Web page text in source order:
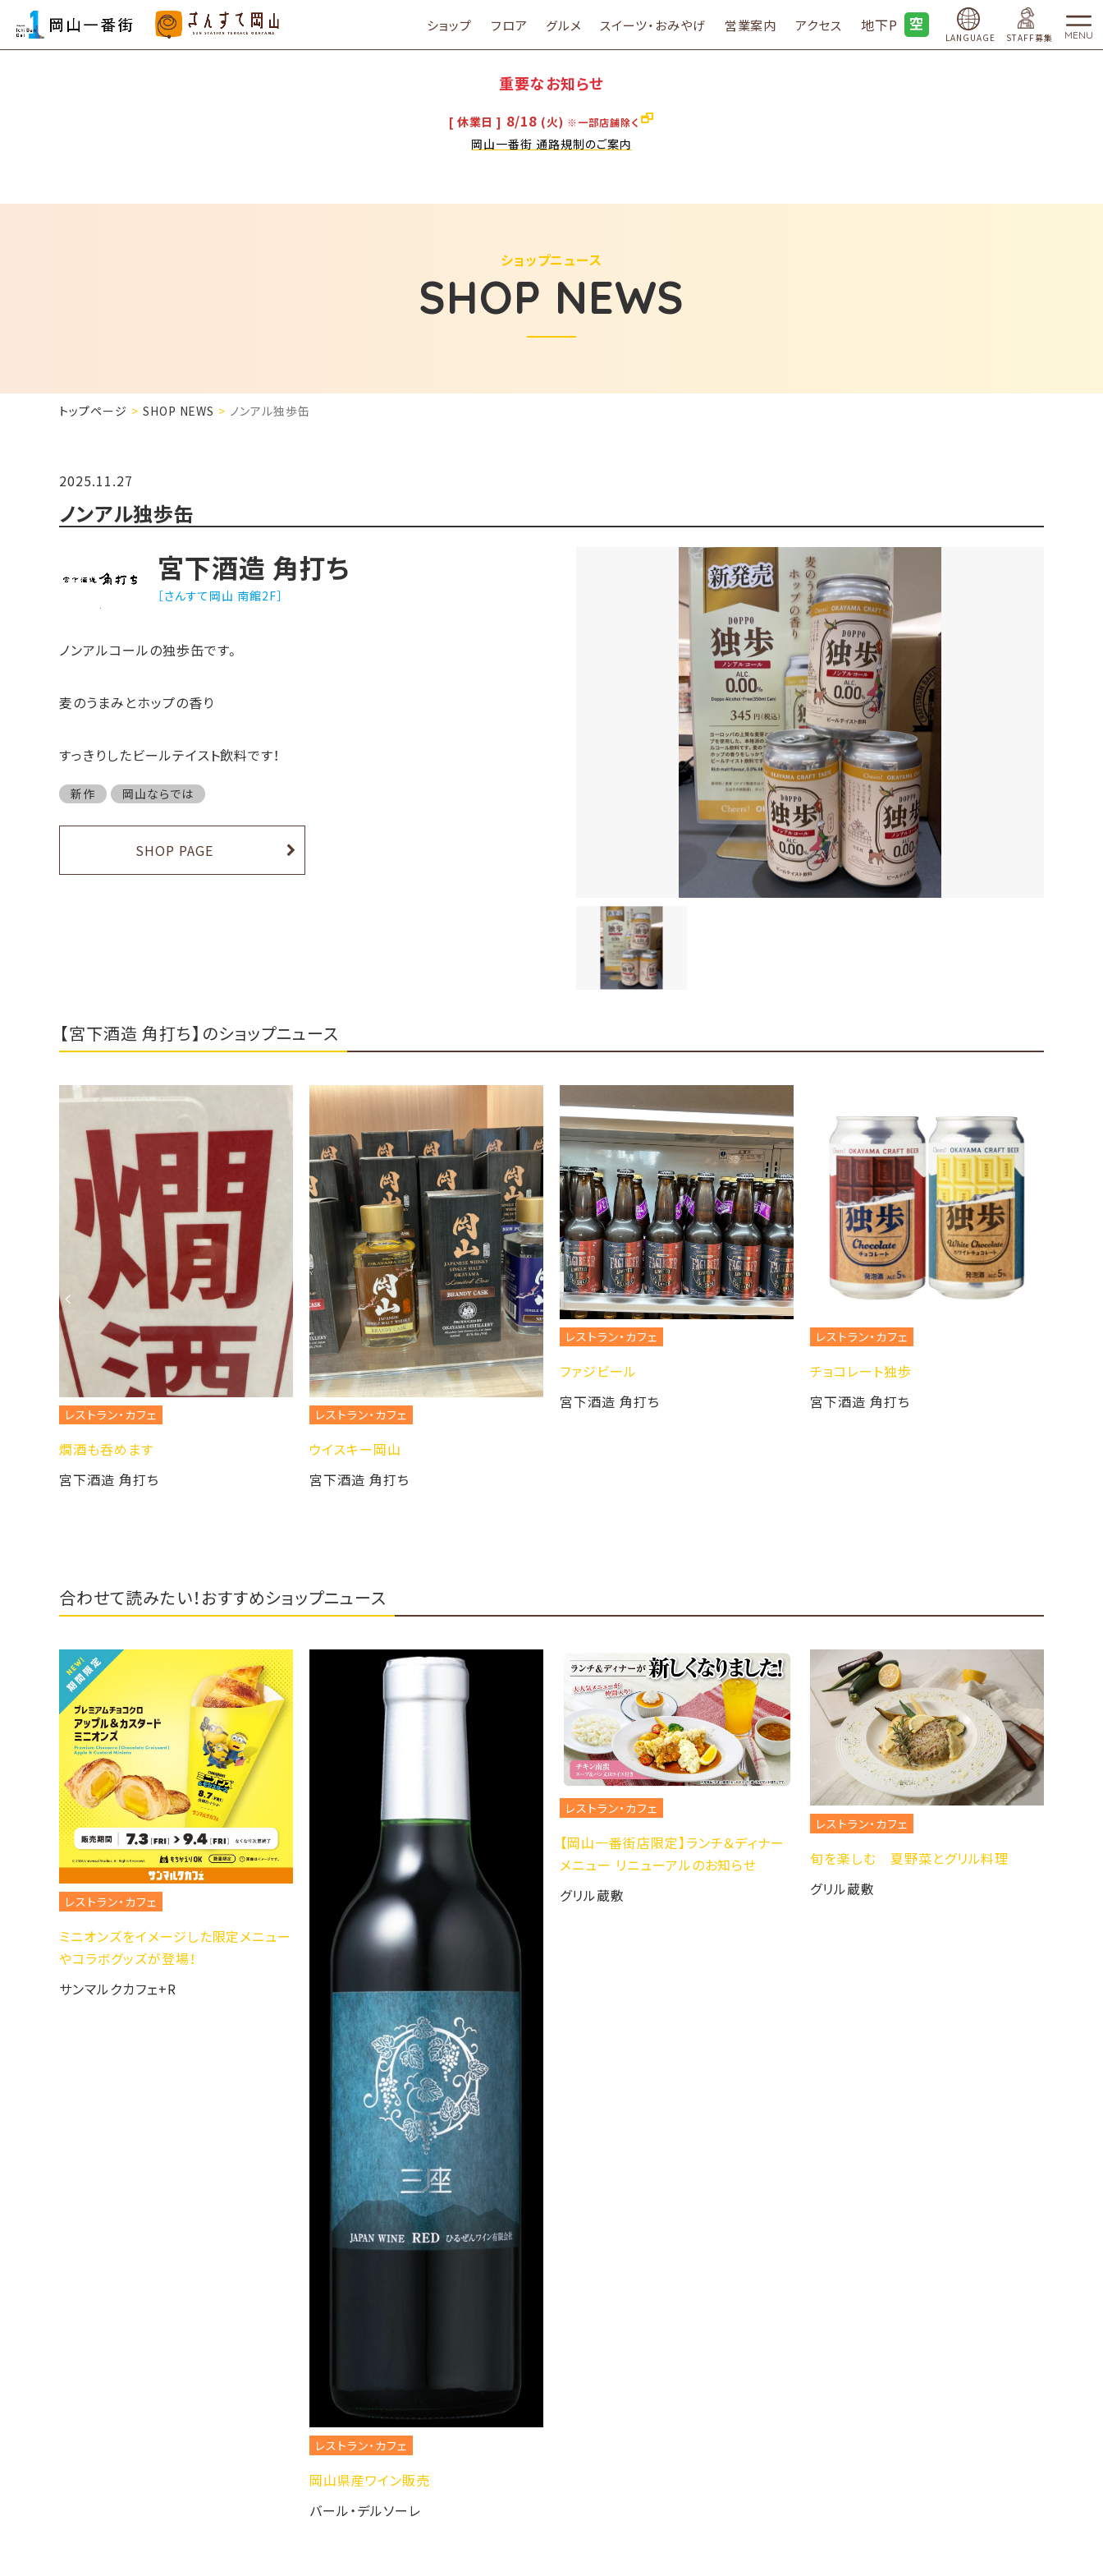
ショップ フロア グルメ スイーツ・おみやげ 営業案内 アクセス 地下P
LANGUAGE STAFF募集 MENU
重要なお知らせ
[ 休業日 ] 8/18 (火) ※一部店舗除く
岡山一番街 通路規制のご案内
SHOP NEWS
ショップニュース
トップページ SHOP NEWS ノンアル独歩缶
2025.11.27
ノンアル独歩缶
宮下酒造 角打ち
［さんすて岡山 南館2F］
ノンアルコールの独歩缶です。
麦のうまみとホップの香り
すっきりしたビールテイスト飲料です！
新作 岡山ならでは
SHOP PAGE
【宮下酒造 角打ち】のショップニュース
レストラン・カフェ
燗酒も呑めます
宮下酒造 角打ち
レストラン・カフェ
ウイスキー岡山
宮下酒造 角打ち
レストラン・カフェ
ファジビール
宮下酒造 角打ち
レストラン・カフェ
チョコレート独歩
宮下酒造 角打ち
合わせて読みたい！おすすめショップニュース
レストラン・カフェ
ミニオンズをイメージした限定メニュー
やコラボグッズが登場！
サンマルクカフェ+R
レストラン・カフェ
岡山県産ワイン販売
バール・デルソーレ
レストラン・カフェ
【岡山一番街店限定】ランチ＆ディナー
メニュー リニューアルのお知らせ
グリル蔵敷
レストラン・カフェ
旬を楽しむ 夏野菜とグリル料理
グリル蔵敷